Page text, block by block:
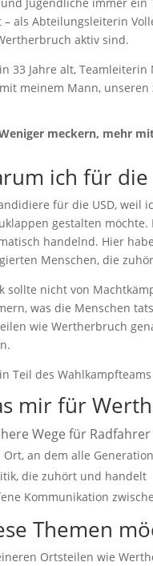
– als Abteilungsleiterin
aktiv sind.
33 Jahre alt,
meinem Mann,
meckern, mehr
ich für
für die USD, weil
gestalten
handelnd. Hier
Menschen, die
sollte nicht von
was die Menschen
wie Wertherbruch
Teil des
mir für
Wege für
Ort, an dem alle
die zuhört und handelt
Kommunikation
Themen
Ortsteilen wie